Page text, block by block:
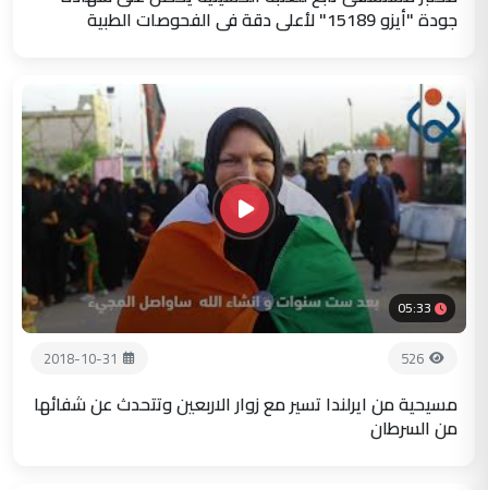
جودة "أيزو 15189" لأعلى دقة في الفحوصات الطبية
05:33
526
2018-10-31
مسيحية من ايرلندا تسير مع زوار الاربعين وتتحدث عن شفائها
من السرطان